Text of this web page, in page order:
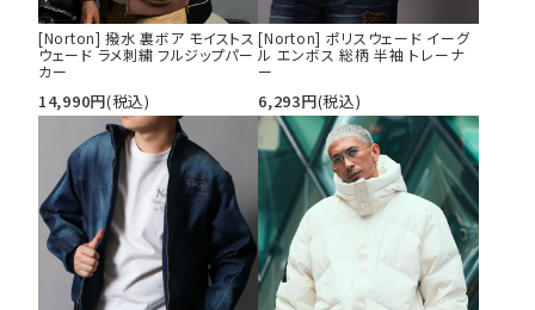
[Norton] 撥水 裏ボア モイストス
ウェード ラメ刺繍 フルジップパー
カー
14,990円(税込)
[Norton] ポリスウェード イーグ
ル エンボス 総柄 半袖 トレーナ
ー
6,293円(税込)